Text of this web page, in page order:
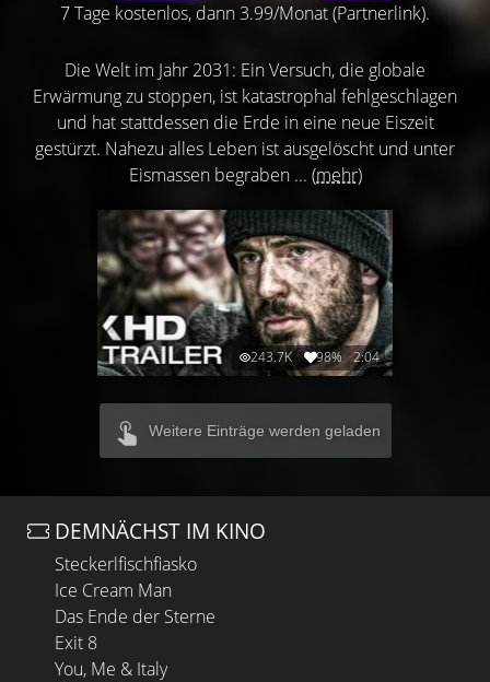
7 Tage kostenlos, dann 3.99/Monat (Partnerlink).
Die Welt im Jahr 2031: Ein Versuch, die globale
Erwärmung zu stoppen, ist katastrophal fehlgeschlagen
und hat stattdessen die Erde in eine neue Eiszeit
gestürzt. Nahezu alles Leben ist ausgelöscht und unter
Eismassen begraben ... (mehr)
243.7K 98% 2:04
Weitere Einträge werden geladen
DEMNÄCHST IM KINO
Steckerlfischfiasko
Ice Cream Man
Das Ende der Sterne
Exit 8
You, Me & Italy